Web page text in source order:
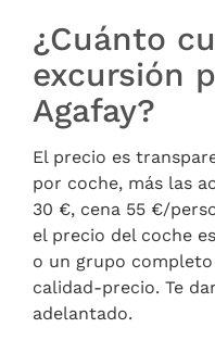
¿Cuánto
excursión
Agafay?
El precio es
por coche, más las
30 €, cena 55 €/
el precio del coche
o un grupo
calidad-precio. Te
adelantado.